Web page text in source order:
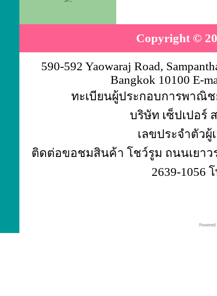
Copyright ©
590-592 Yaowaraj Road,
Bangkok 10100 E-
ทะเบียนผู้ประกอบการพาณิช
บริษัท เซ็ปเปอร์
เลขประจำตัวผู้
ติดต่อขอชมสินค้า โชว์รูม ถนนเยาวร
2639-1056